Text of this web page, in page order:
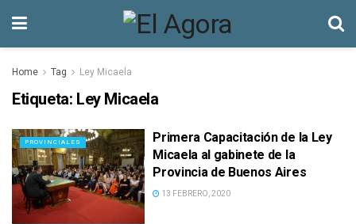
Home Tag Ley Micaela
Etiqueta: Ley Micaela
PROVINCIALES
Primera Capacitación de la Ley
Micaela al gabinete de la
Provincia de Buenos Aires
13 FEBRERO, 2020